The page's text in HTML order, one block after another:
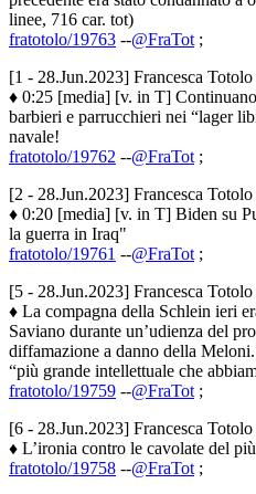
linee, 716 car. tot)
fratotolo/19763 --@FraTot ;
[1 - 28.Jun.2023] Francesca
♦ 0:25 [media] [v. in T]
barbieri e parrucchieri nei “lager
navale!
fratotolo/19762 --@FraTot ;
[2 - 28.Jun.2023] Francesca
♦ 0:20 [media] [v. in T] Biden su
la guerra in Iraq"
fratotolo/19761 --@FraTot ;
[5 - 28.Jun.2023] Francesca
♦ La compagna della Schlein ieri
Saviano durante un’udienza del
diffamazione a danno della
“più grande intellettuale che
fratotolo/19759 --@FraTot ;
[6 - 28.Jun.2023] Francesca
♦ L’ironia contro le cavolate del
fratotolo/19758 --@FraTot ;